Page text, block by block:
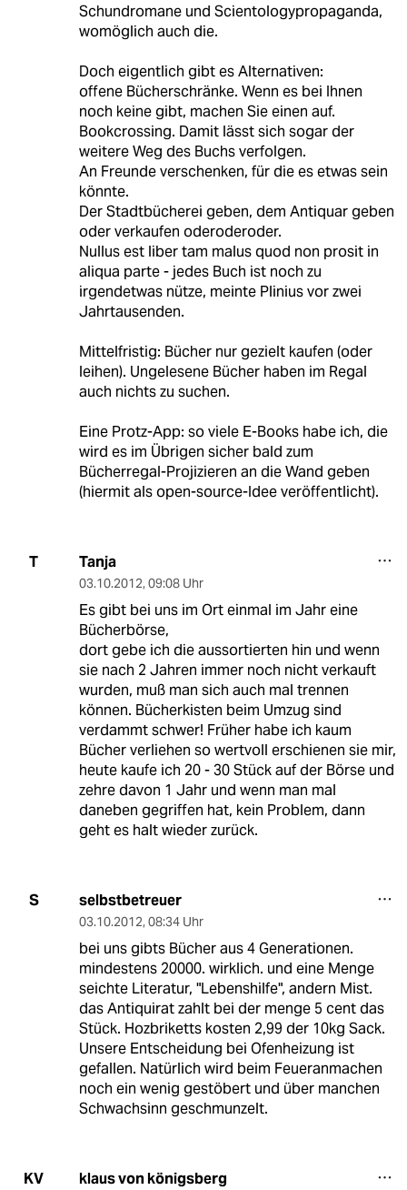
Schundromane und Scientologypropaganda,
womöglich auch die.
Doch eigentlich gibt es Alternativen:
offene Bücherschränke. Wenn es bei Ihnen
noch keine gibt, machen Sie einen auf.
Bookcrossing. Damit lässt sich sogar der
weitere Weg des Buchs verfolgen.
An Freunde verschenken, für die es etwas sein
könnte.
Der Stadtbücherei geben, dem Antiquar geben
oder verkaufen oderoderoder.
Nullus est liber tam malus quod non prosit in
aliqua parte - jedes Buch ist noch zu
irgendetwas nütze, meinte Plinius vor zwei
Jahrtausenden.
Mittelfristig: Bücher nur gezielt kaufen (oder
leihen). Ungelesene Bücher haben im Regal
auch nichts zu suchen.
Eine Protz-App: so viele E-Books habe ich, die
wird es im Übrigen sicher bald zum
Bücherregal-Projizieren an die Wand geben
(hiermit als open-source-Idee veröffentlicht).
T Tanja
03.10.2012, 09:08 Uhr
Es gibt bei uns im Ort einmal im Jahr eine
Bücherbörse,
dort gebe ich die aussortierten hin und wenn
sie nach 2 Jahren immer noch nicht verkauft
wurden, muß man sich auch mal trennen
können. Bücherkisten beim Umzug sind
verdammt schwer! Früher habe ich kaum
Bücher verliehen so wertvoll erschienen sie mir,
heute kaufe ich 20 - 30 Stück auf der Börse und
zehre davon 1 Jahr und wenn man mal
daneben gegriffen hat, kein Problem, dann
geht es halt wieder zurück.
S selbstbetreuer
03.10.2012, 08:34 Uhr
bei uns gibts Bücher aus 4 Generationen.
mindestens 20000. wirklich. und eine Menge
seichte Literatur, "Lebenshilfe", andern Mist.
das Antiquirat zahlt bei der menge 5 cent das
Stück. Hozbriketts kosten 2,99 der 10kg Sack.
Unsere Entscheidung bei Ofenheizung ist
gefallen. Natürlich wird beim Feueranmachen
noch ein wenig gestöbert und über manchen
Schwachsinn geschmunzelt.
KV klaus von königsberg